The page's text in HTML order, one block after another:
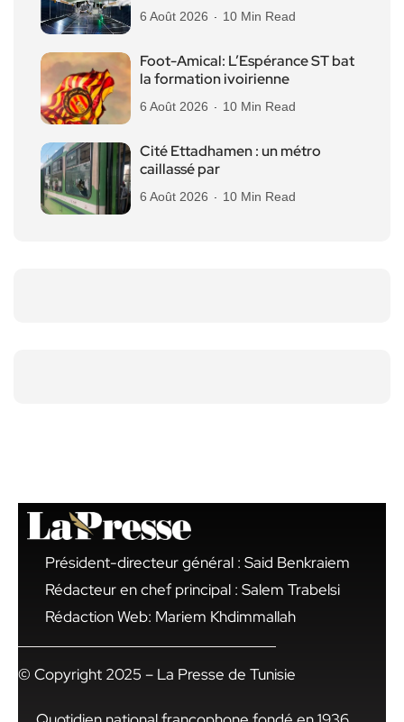
6 Août 2026 10 Min Read
Foot-Amical: L’Espérance ST bat
la formation ivoirienne
6 Août 2026 10 Min Read
Cité Ettadhamen : un métro
caillassé par
6 Août 2026 10 Min Read
Président-directeur général : Said Benkraiem
Rédacteur en chef principal : Salem Trabelsi
Rédaction Web: Mariem Khdimmallah
© Copyright 2025 – La Presse de Tunisie